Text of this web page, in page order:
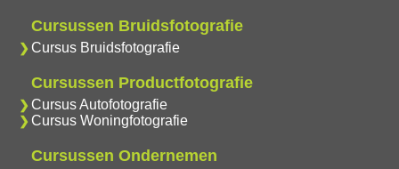
Cursussen Bruidsfotografie
Cursus Bruidsfotografie
Cursussen Productfotografie
Cursus Autofotografie
Cursus Woningfotografie
Cursussen Ondernemen